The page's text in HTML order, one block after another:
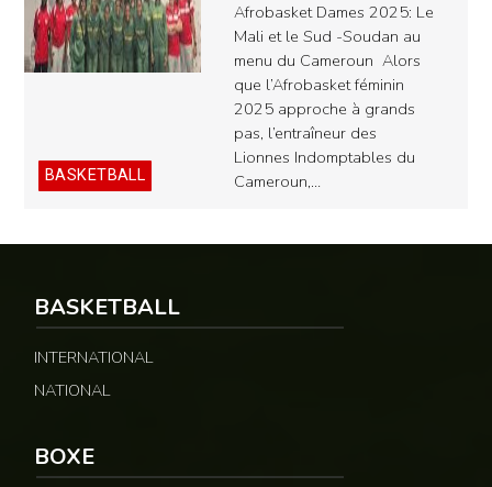
BASKETBALL
Afrobasket Dames 2025: Le
Mali et le Sud -Soudan au
menu du Cameroun Alors
que l’Afrobasket féminin
2025 approche à grands
pas, l’entraîneur des
Lionnes Indomptables du
Cameroun,…
BASKETBALL
INTERNATIONAL
NATIONAL
BOXE